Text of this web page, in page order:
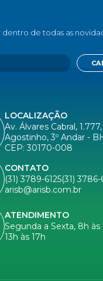
LOCALIZAÇÃO
Av. Álvares Cabral,
Agostinho, 3º Andar -
CEP: 30170-008
CONTATO
(31) 3789-6125(31) 3786-
arisb@arisb.com.br
ATENDIMENTO
Segunda a Sexta, 8h às
13h às 17h